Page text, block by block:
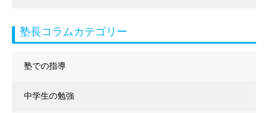
塾長コラムカテゴリー
塾での指導
中学生の勉強